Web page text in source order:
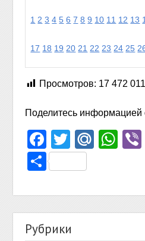
1 2 3 4 5 6 7 8 9 10 11 12 13
17 18 19 20 21 22 23 24 25
Просмотров: 17 472 011
Поделитесь информацией
Facebook
Twitter
Отправить
Рубрики